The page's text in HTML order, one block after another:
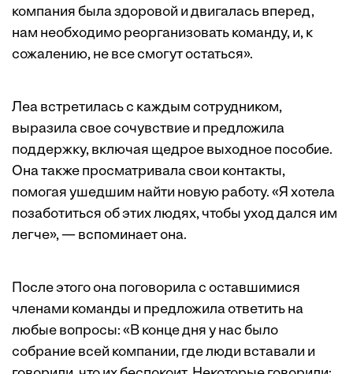
компания была здоровой и двигалась вперед,
нам необходимо реорганизовать команду, и, к
сожалению, не все смогут остаться».
Леа встретилась с каждым сотрудником,
выразила свое сочувствие и предложила
поддержку, включая щедрое выходное пособие.
Она также просматривала свои контакты,
помогая ушедшим найти новую работу. «Я хотела
позаботиться об этих людях, чтобы уход дался им
легче», — вспоминает она.
После этого она поговорила с оставшимися
членами команды и предложила ответить на
любые вопросы: «В конце дня у нас было
собрание всей компании, где люди вставали и